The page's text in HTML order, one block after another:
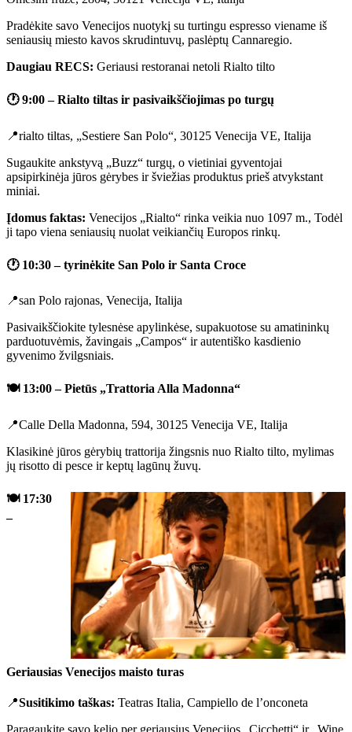
Pradėkite savo Venecijos nuotykį su turtingu espresso viename iš
seniausių miesto kavos skrudintuvų, paslėptų Cannaregio.
Daugiau RECS: Geriausi restoranai netoli Rialto tilto
🕐9:00 – Rialto tiltas ir pasivaikščiojimas po turgų
📍rialto tiltas, „Sestiere San Polo“, 30125 Venecija VE, Italija
Sugaukite ankstyvą „Buzz“ turgų, o vietiniai gyventojai
apsipirkinėja jūros gėrybes ir šviežias produktus prieš atvykstant
miniai.
Įdomus faktas: Venecijos „Rialto“ rinka veikia nuo 1097 m., Todėl
ji tapo viena seniausių nuolat veikiančių Europos rinkų.
🕐10:30 – tyrinėkite San Polo ir Santa Croce
📍san Polo rajonas, Venecija, Italija
Pasivaikščiokite tylesnėse apylinkėse, supakuotose su amatininkų
parduotuvėmis, žavingais „Campos“ ir autentiško kasdienio
gyvenimo žvilgsniais.
🍽️ 13:00 – Pietūs „Trattoria Alla Madonna“
📍Calle Della Madonna, 594, 30125 Venecija VE, Italija
Klasikinė jūros gėrybių trattorija žingsnis nuo Rialto tilto, mylimas
jų risotto di pesce ir keptų lagūnų žuvų.
🍽️ 17:30
–
Geriausias Venecijos maisto turas
📍Susitikimo taškas: Teatras Italia, Campiello de l’onconeta
Paragaukite savo kelio per geriausius Venecijos „Cicchetti“ ir „Wine